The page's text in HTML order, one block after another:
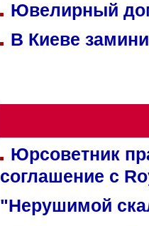
Ювелирный
В Киеве
Юрсоветник
соглашение с
"Нерушимой